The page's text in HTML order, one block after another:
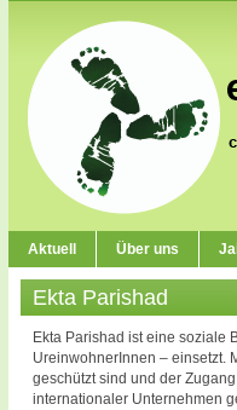
Aktuell Über uns
Ekta Parishad
Ekta Parishad ist eine soziale
UreinwohnerInnen – einsetzt.
geschützt sind und der
internationaler Unternehmen